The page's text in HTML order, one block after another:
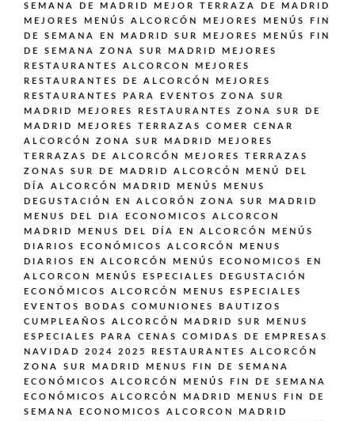
SEMANA DE MADRID
MEJOR TERRAZA DE MADRID
MEJORES MENÚS ALCORCÓN
MEJORES MENÚS FIN
DE SEMANA EN MADRID SUR
MEJORES MENÚS FIN
DE SEMANA ZONA SUR MADRID
MEJORES
RESTAURANTES ALCORCON
MEJORES
RESTAURANTES DE ALCORCÓN
MEJORES
RESTAURANTES PARA EVENTOS ZONA SUR
MADRID
MEJORES RESTAURANTES ZONA SUR DE
MADRID
MEJORES TERRAZAS COMER CENAR
ALCORCÓN ZONA SUR MADRID
MEJORES
TERRAZAS DE ALCORCÓN
MEJORES TERRAZAS
ZONAS SUR DE MADRID ALCORCÓN
MENÚ DEL
DÍA ALCORCÓN MADRID
MENÚS
MENUS
DEGUSTACIÓN EN ALCORÓN ZONA SUR MADRID
MENUS DEL DIA ECONOMICOS ALCORCON
MADRID
MENUS DEL DÍA EN ALCORCÓN
MENÚS
DIARIOS ECONÓMICOS ALCORCÓN
MENUS
DIARIOS EN ALCORCÓN
MENÚS ECONOMICOS EN
ALCORCON
MENÚS ESPECIALES DEGUSTACIÓN
ECONÓMICOS ALCORCÓN
MENUS ESPECIALES
EVENTOS BODAS COMUNIONES BAUTIZOS
CUMPLEAÑOS ALCORCÓN MADRID SUR
MENUS
ESPECIALES PARA CENAS COMIDAS DE EMPRESAS
NAVIDAD 2024 2025 RESTAURANTES ALCORCÓN
ZONA SUR MADRID
MENUS FIN DE SEMANA
ECONÓMICOS ALCORCÓN
MENÚS FIN DE SEMANA
ECONÓMICOS ALCORCÓN MADRID
MENUS FIN DE
SEMANA ECONOMICOS ALCORCON MADRID